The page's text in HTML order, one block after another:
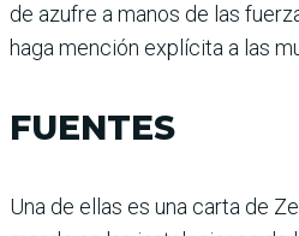
de azufre a manos de las
haga mención explícita a las
FUENTES
Una de ellas es una carta de